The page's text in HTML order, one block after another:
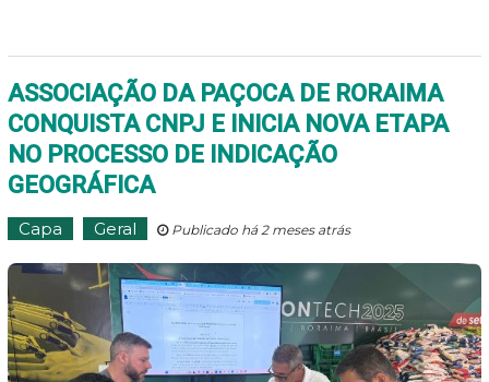
ASSOCIAÇÃO DA PAÇOCA DE RORAIMA
CONQUISTA CNPJ E INICIA NOVA ETAPA
NO PROCESSO DE INDICAÇÃO
GEOGRÁFICA
Capa Geral Publicado há 2 meses atrás